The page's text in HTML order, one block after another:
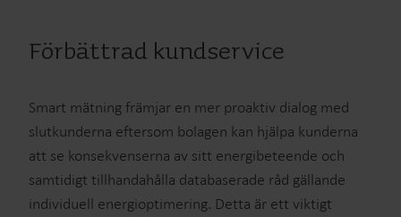
Förbättrad kundservice
Smart mätning främjar en mer proaktiv dialog med
slutkunderna eftersom bolagen kan hjälpa kunderna
att se konsekvenserna av sitt energibeteende och
samtidigt tillhandahålla databaserade råd gällande
individuell energioptimering. Detta är ett viktigt